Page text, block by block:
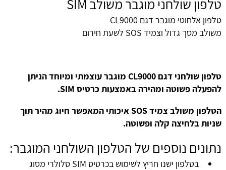
טלפון שולחני מוגבר משולב SIM
טלפון אלחוטי מוגבר דגם CL9000
משולב מסך גדול וצמיד SOS לשעת חירום
טלפון שולחני דגם CL9000 מוגבר עוצמתי ומיוחד הניתן
להפעלה פשוטה ומהירה באמצעות כרטיס SIM.
הטלפון משולב צמיד SOS איכותי המאפשר חיוג מהיר תוך
שניות בלחיצה קלה ופשוטה.
נתונים נוספים של הטלפון השולחני המוגבר:
בטלפון ישנו חריץ לשימוש בכרטיס SIM סלולרי מסוג